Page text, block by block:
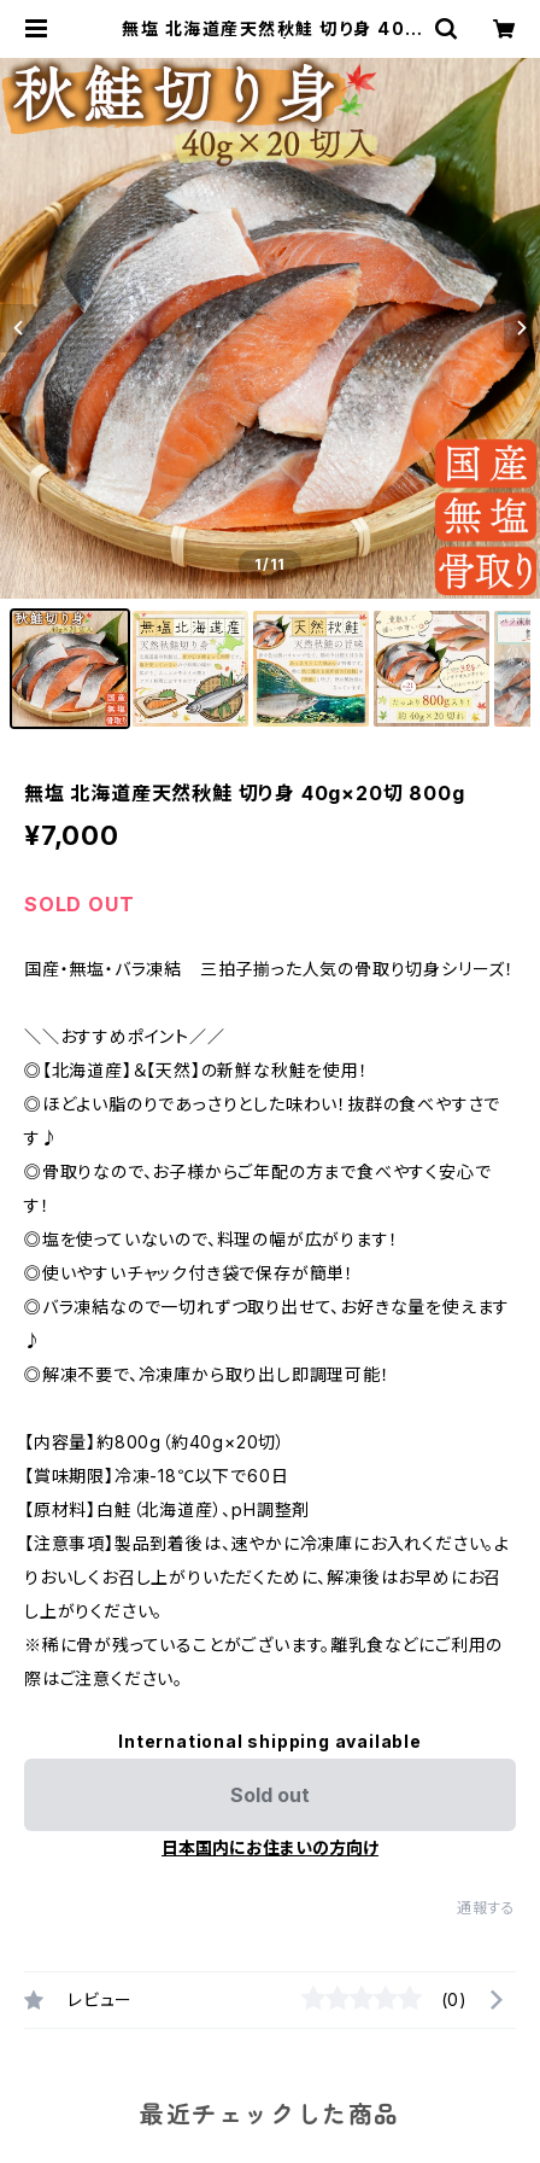
無塩 北海道産天然秋鮭 切り身 40g
1/11
無塩 北海道産天然秋鮭 切り身 40g×20切 800g
¥7,000
SOLD OUT
国産・無塩・バラ凍結 三拍子揃った人気の骨取り切身シリーズ！
＼＼おすすめポイント／／
◎【北海道産】＆【天然】の新鮮な秋鮭を使用！
◎ほどよい脂のりであっさりとした味わい！抜群の食べやすさで
す♪
◎骨取りなので、お子様からご年配の方まで食べやすく安心で
す！
◎塩を使っていないので、料理の幅が広がります！
◎使いやすいチャック付き袋で保存が簡単！
◎バラ凍結なので一切れずつ取り出せて、お好きな量を使えます
♪
◎解凍不要で、冷凍庫から取り出し即調理可能！
【内容量】約800g（約40g×20切）
【賞味期限】冷凍-18℃以下で60日
【原材料】白鮭（北海道産）、pH調整剤
【注意事項】製品到着後は、速やかに冷凍庫にお入れください。よ
りおいしくお召し上がりいただくために、解凍後はお早めにお召
し上がりください。
※稀に骨が残っていることがございます。離乳食などにご利用の
際はご注意ください。
International shipping available
Sold out
日本国内にお住まいの方向け
通報する
レビュー (0)
最近チェックした商品